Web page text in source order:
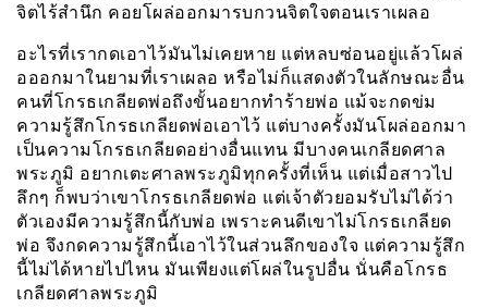
จิตไร้สำนึก คอยโผล่ออกมารบกวนจิตใจตอนเราเผลอ
อะไรที่เรากดเอาไว้มันไม่เคยหาย แต่หลบซ่อนอยู่แล้วโผล่
อออกมาในยามที่เราเผลอ หรือไม่ก็แสดงตัวในลักษณะอื่น
คนที่โกรธเกลียดพ่อถึงขั้นอยากทำร้ายพ่อ แม้จะกดข่ม
ความรู้สึกโกรธเกลียดพ่อเอาไว้ แต่บางครั้งมันโผล่ออกมา
เป็นความโกรธเกลียดอย่างอื่นแทน มีบางคนเกลียดศาล
พระภูมิ อยากเตะศาลพระภูมิทุกครั้งที่เห็น แต่เมื่อสาวไป
ลึกๆ ก็พบว่าเขาโกรธเกลียดพ่อ แต่เจ้าตัวยอมรับไม่ได้ว่า
ตัวเองมีความรู้สึกนี้กับพ่อ เพราะคนดีเขาไม่โกรธเกลียด
พ่อ จึงกดความรู้สึกนี้เอาไว้ในส่วนลึกของใจ แต่ความรู้สึก
นี้ไม่ได้หายไปไหน มันเพียงแต่โผล่ในรูปอื่น นั่นคือโกรธ
เกลียดศาลพระภูมิ